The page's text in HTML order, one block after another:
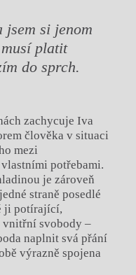
si jenom
platit
do sprch.
zachycuje Iva
člověka v situaci
mezi
potřebami.
je zároveň
straně posedlé
ji potírající,
vnitřní svobody –
naplnit svá přání
výrazně spojena